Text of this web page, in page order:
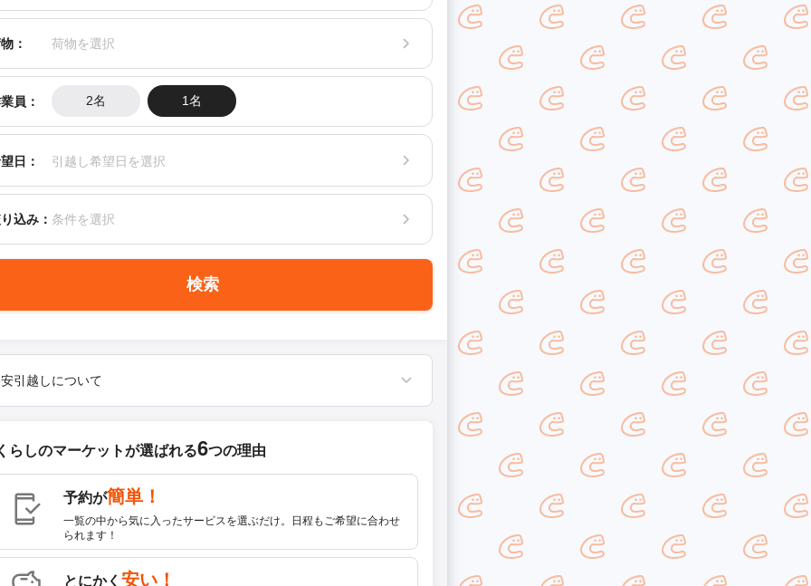
： 荷物を選択
員： 2名 1名
日： 引越し希望日を選択
込み： 条件を選択
検索
引越しについて
らしのマーケットが選ばれる6つの理由
予約が簡単！
一覧の中から気に入ったサービスを選ぶだけ。日程もご希望に合わせ
られます！
とにかく安い！